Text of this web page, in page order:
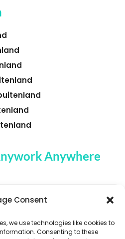
Consent
we use technologies like cookies to
Consenting to these
Anywhere
JOB ALERTS